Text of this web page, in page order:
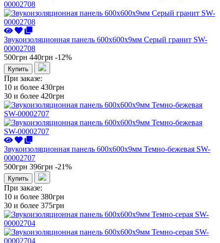
Звукоизоляционная панель 600х600х9мм Серый гранит SW-
00002708
500грн 440грн -12%
Купить
При заказе:
10 и более 430грн
30 и более 420грн
Звукоизоляционная панель 600х600х9мм Темно-бежевая SW-
00002707
500грн 396грн -21%
Купить
При заказе:
10 и более 380грн
30 и более 375грн